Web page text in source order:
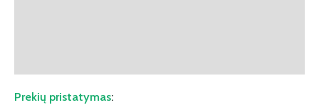
Prekių pristatymas: